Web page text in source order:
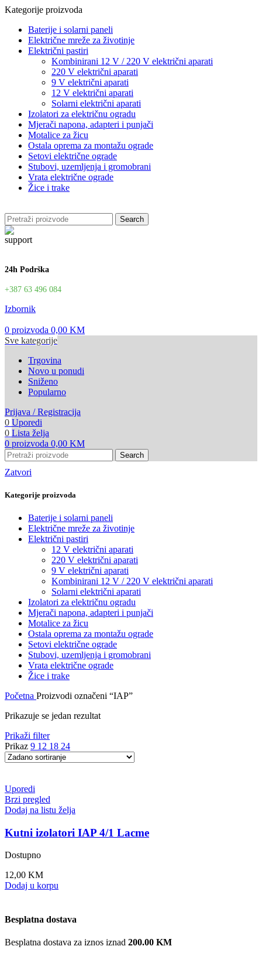
Kategorije proizvoda
Baterije i solarni paneli
Električne mreže za životinje
Električni pastiri
Kombinirani 12 V / 220 V električni aparati
220 V električni aparati
9 V električni aparati
12 V električni aparati
Solarni električni aparati
Izolatori za električnu ogradu
Mjerači napona, adapteri i punjači
Motalice za žicu
Ostala oprema za montažu ograde
Setovi električne ograde
Stubovi, uzemljenja i gromobrani
Vrata električne ograde
Žice i trake
Search
24h Podrška
+387 63 496 084
Izbornik
0 proizvoda 0,00 KM
Sve kategorije
Trgovina
Novo u ponudi
Sniženo
Popularno
Prijava / Registracija
0 Uporedi
0 Lista želja
0 proizvoda 0,00 KM
Search
Zatvori
Kategorije proizvoda
Baterije i solarni paneli
Električne mreže za životinje
Električni pastiri
12 V električni aparati
220 V električni aparati
9 V električni aparati
Kombinirani 12 V / 220 V električni aparati
Solarni električni aparati
Izolatori za električnu ogradu
Mjerači napona, adapteri i punjači
Motalice za žicu
Ostala oprema za montažu ograde
Setovi električne ograde
Stubovi, uzemljenja i gromobrani
Vrata električne ograde
Žice i trake
Početna Proizvodi označeni “IAP”
Prikazuje se jedan rezultat
Prikaži filter
Prikaz 9 12 18 24
Uporedi
Brzi pregled
Dodaj na listu želja
Kutni izolatori IAP 4/1 Lacme
Dostupno
12,00 KM
Dodaj u korpu
Besplatna dostava
Besplatna dostava za iznos iznad 200.00 KM